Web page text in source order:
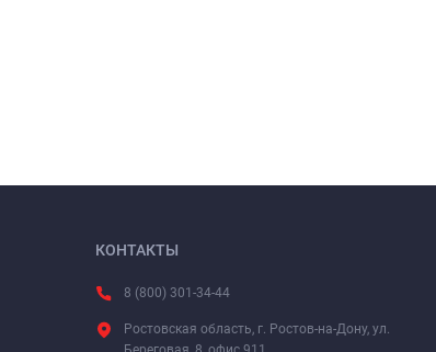
КОНТАКТЫ
8 (800) 301-34-44
Ростовская область, г. Ростов-на-Дону, ул.